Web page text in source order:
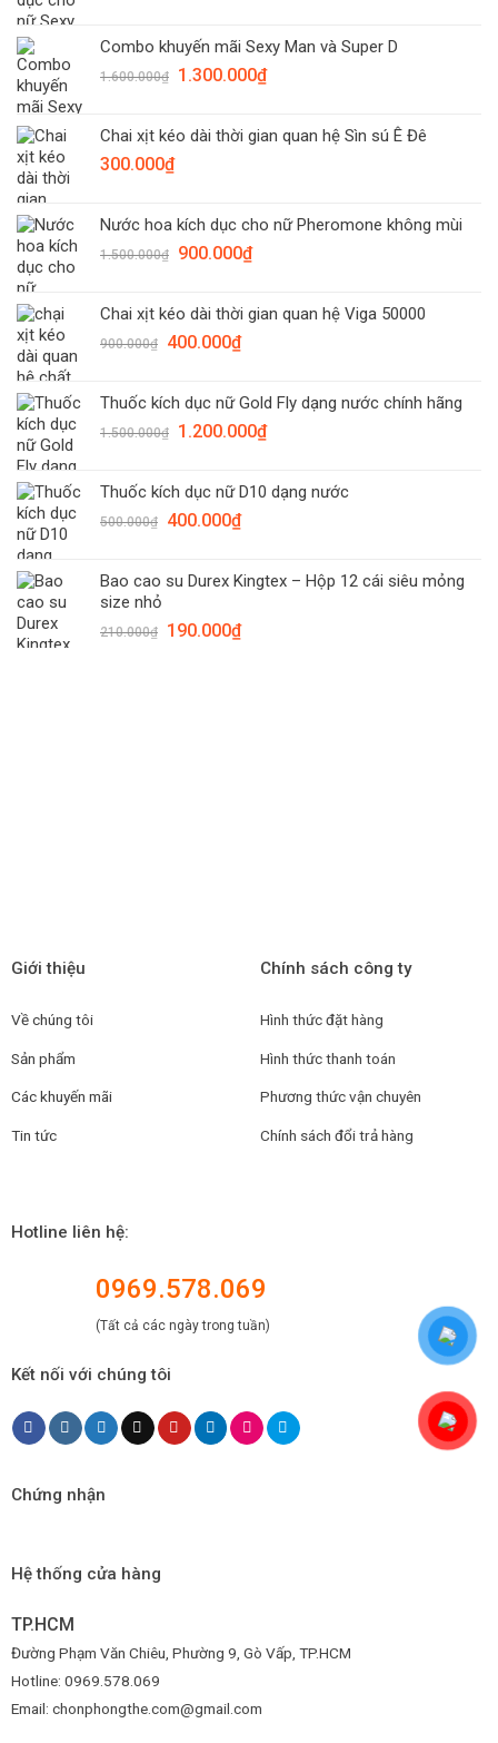
750.000₫.là:
500.000₫.
Combo khuyến mãi Sexy Man và Super D
1.600.000₫
Giá
1.600.000₫.
1.300.000₫Giá
là:
Chai xịt kéo dài thời gian quan hệ Sìn sú Ê Đê
300.000₫
Nước hoa kích dục cho nữ Pheromone không mùi
1.500.000₫
Giá
1.500.000₫.
900.000₫Giá
là:
Chai xịt kéo dài thời gian quan hệ Viga 50000
900.000₫
Giá
900.000₫.
400.000₫Giá
là:
400.000₫.
Thuốc kích dục nữ Gold Fly dạng nước chính hãng
1.500.000₫
Giá
1.500.000₫.
1.200.000₫Giá
là:
Thuốc kích dục nữ D10 dạng nước
500.000₫
Giá
500.000₫.
400.000₫Giá
là:
Bao cao su Durex Kingtex – Hộp 12 cái siêu mỏng
size nhỏ
210.000₫
Giá
190.000₫Giá
Giới thiệu
Về chúng tôi
Sản phẩm
Các khuyến mãi
Tin tức
Chính sách công ty
Hình thức đặt hàng
Hình thức thanh toán
Phương thức vận chuyên
Chính sách đổi trả hàng
Hotline liên hệ:
0969.578.069
(Tất cả các ngày trong tuần)
Kết nối với chúng tôi
Chứng nhận
Hệ thống cửa hàng
TP.HCM
Đường Phạm Văn Chiêu, Phường 9, Gò Vấp, TP.HCM
Hotline: 0969.578.069
Email: chonphongthe.com@gmail.com